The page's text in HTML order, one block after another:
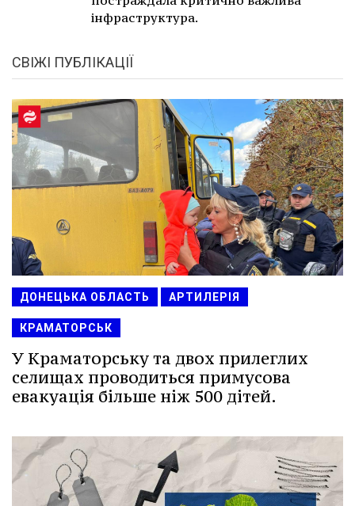
інфраструктура.
СВІЖІ ПУБЛІКАЦІЇ
ДОНЕЦЬКА ОБЛАСТЬ АРТИЛЕРІЯ
КРАМАТОРСЬК
У Краматорську та двох прилеглих
селищах проводиться примусова
евакуація більше ніж 500 дітей.